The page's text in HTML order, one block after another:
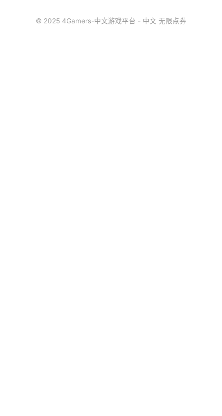
© 2025 4Gamers-中文游戏平台 - 中文 无限点券